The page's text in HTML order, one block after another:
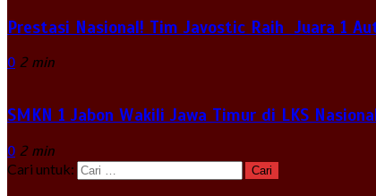
Prestasi Nasional! Tim Javostic Raih Juara 1
0 2 min
SMKN 1 Jabon Wakili Jawa Timur di LKS
0 2 min
Cari untuk: